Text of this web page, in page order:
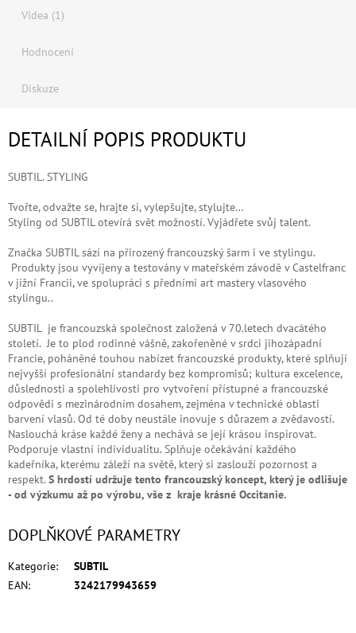
Videa (1)
Hodnocení
Diskuze
DETAILNÍ POPIS PRODUKTU
SUBTIL. STYLING
Tvořte, odvažte se, hrajte si, vylepšujte, stylujte…
Styling od SUBTIL otevírá svět možností. Vyjádřete svůj talent.
Značka SUBTIL sází na přirozený francouzský šarm i ve stylingu.
Produkty jsou vyvíjeny a testovány v mateřském závodě v Castelfranc
v jižní Francii, ve spolupráci s předními art mastery vlasového
stylingu..
SUBTIL je francouzská společnost založená v 70.letech dvacátého
století.Je to plod rodinné vášně, zakořeněné v srdci jihozápadní
Francie, poháněné touhou nabízet francouzské produkty, které splňují
nejvyšší profesionální standardy bez kompromisů; kultura excelence,
důslednosti a spolehlivosti pro vytvoření přístupné a francouzské
odpovědi s mezinárodním dosahem, zejména v technické oblasti
barvení vlasů. Od té doby neustále inovuje s důrazem a zvědavostí.
Naslouchá kráse každé ženy a nechává se její krásou inspirovat.
Podporuje vlastní individualitu. Splňuje očekávání každého
kadeřníka, kterému záleží na světě, který si zaslouží pozornost a
respekt. S hrdostí udržuje tento francouzský koncept, který je odlišuje
- od výzkumu až po výrobu, vše z kraje krásné Occitanie.
DOPLŇKOVÉ PARAMETRY
Kategorie:
SUBTIL
EAN: 3242179943659